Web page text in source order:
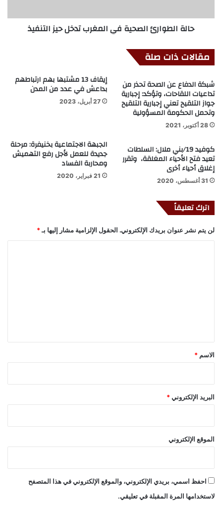
حالة الطوارئ الصحية في المغرب تدخل حيز التنفيذ
مقالات ذات صلة
شبكة الدفاع عن الصحة تحذر من
تداعيات اللقاحات، وتؤكد: إجبارية
جواز التلقيح تعني إجبارية التلقيح
وتحمل الحكومة المسؤولية
28 أكتوبر، 2021
إيقاف 13 مشتبها بهم ارتباطهم
بداعش في عدد من المدن
27 أبريل، 2023
كوفيد 19/بني ملال: السلطات
تعيد فتح الأحياء المغلقة، وتقرر
إغلاق أحياء أخرى
31 أغسطس، 2020
الجبهة الاجتماعية بخنيفرة: مرحلة
جديدة للعمل لأجل رفع التهميش
ومحاربة الفساد
21 فبراير، 2020
اترك تعليقاً
لن يتم نشر عنوان بريدك الإلكتروني. الحقول الإلزامية مشار إليها بـ *
*
الاسم *
البريد الإلكتروني *
الموقع الإلكتروني
احفظ اسمي، بريدي الإلكتروني، والموقع الإلكتروني في هذا المتصفح
لاستخدامها المرة المقبلة في تعليقي.